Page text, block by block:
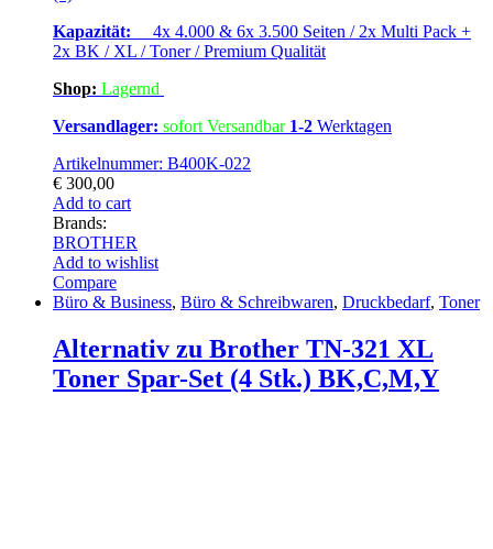
Kapazität: 4x 4.000 & 6x 3.500 Seiten / 2x Multi Pack +
2x BK / XL / Toner / Premium Qualität
Shop: Lagernd
Versandlager: sofort Versandbar 1-2 Werktagen
Artikelnummer: B400K-022
€ 300,00
Add to cart
Brands:
BROTHER
Add to wishlist
Compare
Büro & Business, Büro & Schreibwaren, Druckbedarf, Toner
Alternativ zu Brother TN-321 XL
Toner Spar-Set (4 Stk.) BK,C,M,Y